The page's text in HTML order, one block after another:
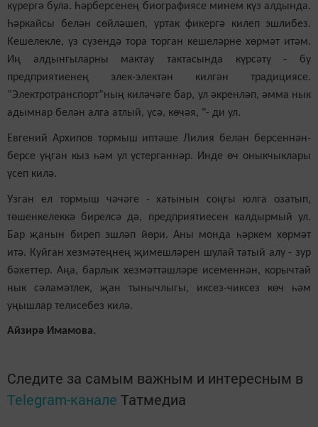
күрергә була. Һәрберсенең биографиясе минем күз алдында.
Һәркайсы белән сөйләшеп, уртак фикергә килеп эшлибез.
Кешелекле, үз сүзендә тора торган кешеләрне хөрмәт итәм.
Иң алдынгыларны мактау тактасында күрсәтү - бу
предприятиенең элек-электән килгән традициясе.
“Электротранспорт”ның киләчәге бар, ул әкренләп, әмма нык
адымнар белән алга атлый, үсә, көчәя, "- ди ул.
Евгений Архипов тормыш иптәше Лилия белән берсеннән-
берсе уңган кыз һәм ул үстергәннәр. Инде өч оныкчыклары
үсеп килә.
Узган ел тормыш чәчәге - хатынын соңгы юлга озатып,
төшенкелеккә бирелсә дә, предприятиесен калдырмый ул.
Бар җанын биреп эшләп йөри. Аны монда һәркем хөрмәт
итә. Куйган хезмәтеңнең җимешләрен шулай татый алу - зур
бәхеттер. Аңа, барлык хезмәттәшләре исеменнән, корычтай
нык сәламәтлек, җан тынычлыгы, иксез-чиксез көч һәм
уңышлар телисебез килә.
Айзирә Имамова.
Следите за самым важным и интересным в
Telegram-канале Татмедиа